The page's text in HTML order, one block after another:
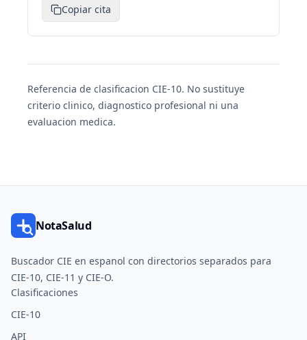
Copiar cita
Referencia de clasificacion CIE-10. No sustituye
criterio clinico, diagnostico profesional ni una
evaluacion medica.
NotaSalud
Buscador CIE en espanol con directorios separados para
CIE-10, CIE-11 y CIE-O.
Clasificaciones
CIE-10
API